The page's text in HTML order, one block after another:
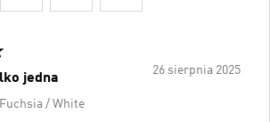
26 sierpnia 2025
jedna
/ White